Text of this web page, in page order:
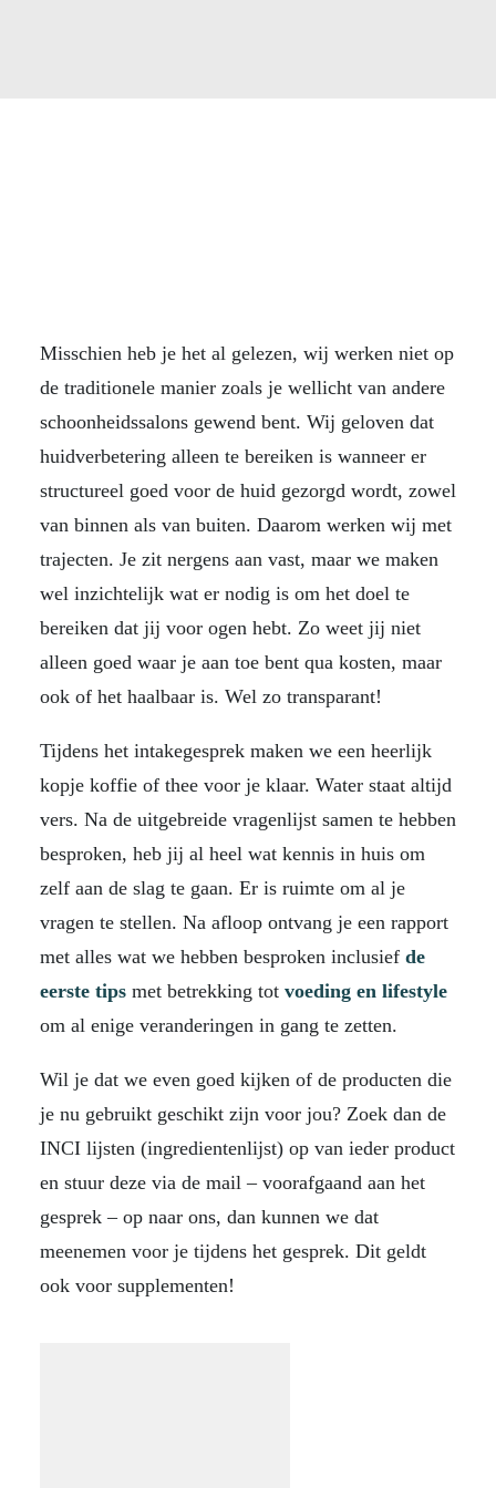
Misschien heb je het al gelezen, wij werken niet op
de traditionele manier zoals je wellicht van andere
schoonheidssalons gewend bent. Wij geloven dat
huidverbetering alleen te bereiken is wanneer er
structureel goed voor de huid gezorgd wordt, zowel
van binnen als van buiten. Daarom werken wij met
trajecten. Je zit nergens aan vast, maar we maken
wel inzichtelijk wat er nodig is om het doel te
bereiken dat jij voor ogen hebt. Zo weet jij niet
alleen goed waar je aan toe bent qua kosten, maar
ook of het haalbaar is. Wel zo transparant!
Tijdens het intakegesprek maken we een heerlijk
kopje koffie of thee voor je klaar. Water staat altijd
vers. Na de uitgebreide vragenlijst samen te hebben
besproken, heb jij al heel wat kennis in huis om
zelf aan de slag te gaan. Er is ruimte om al je
vragen te stellen. Na afloop ontvang je een rapport
met alles wat we hebben besproken inclusief de
eerste tips met betrekking tot voeding en lifestyle
om al enige veranderingen in gang te zetten.
Wil je dat we even goed kijken of de producten die
je nu gebruikt geschikt zijn voor jou? Zoek dan de
INCI lijsten (ingredientenlijst) op van ieder product
en stuur deze via de mail – voorafgaand aan het
gesprek – op naar ons, dan kunnen we dat
meenemen voor je tijdens het gesprek. Dit geldt
ook voor supplementen!